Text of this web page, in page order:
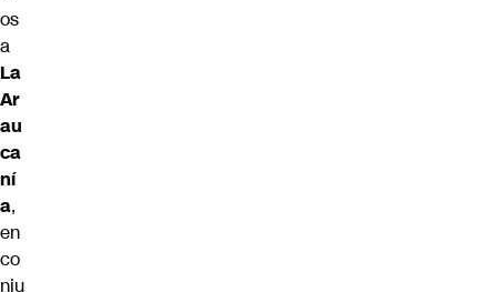
os
a
La
Ar
au
ca
ní
a,
en
co
nju